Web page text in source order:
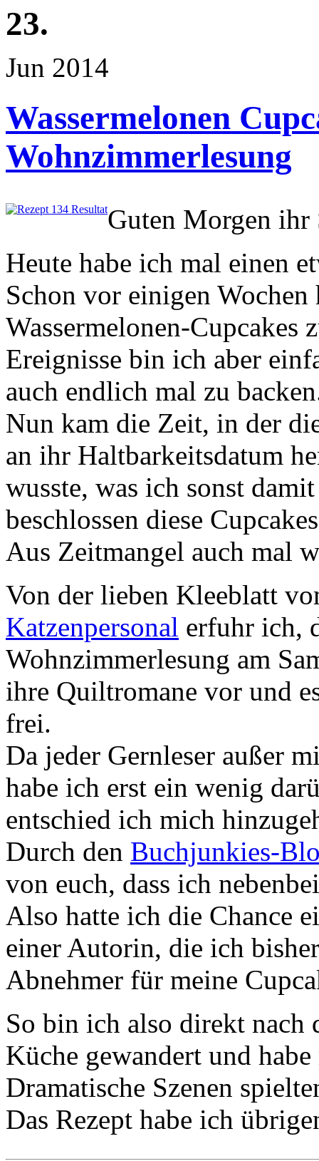
23.
Jun 2014
Wassermelonen
Wohnzimmerlesung
Guten Morgen ihr
Heute habe ich mal einen
Schon vor einigen
Wassermelonen-Cupcakes
Ereignisse bin ich aber
auch endlich mal zu
Nun kam die Zeit, in der
an ihr Haltbarkeitsdatum
wusste, was ich sonst
beschlossen diese
Aus Zeitmangel auch mal
Von der lieben Kleeblatt
Katzenpersonal erfuhr ich,
Wohnzimmerlesung am
ihre Quiltromane vor und
frei.
Da jeder Gernleser außer
habe ich erst ein wenig
entschied ich mich
Durch den Buchjunkies-
von euch, dass ich
Also hatte ich die Chance
einer Autorin, die ich
Abnehmer für meine
So bin ich also direkt nach
Küche gewandert und
Dramatische Szenen
Das Rezept habe ich